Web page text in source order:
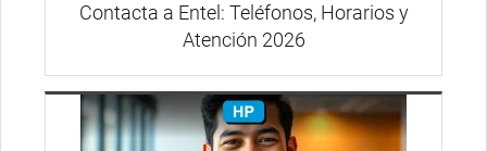
Contacta a Entel: Teléfonos, Horarios y
Atención 2026